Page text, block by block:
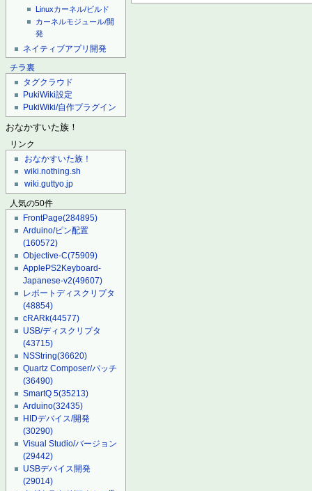
Linuxカーネル/ビルド
カーネルモジュール/開
発
ネイティブアプリ開発
チラ裏
タグクラウド
PukiWiki設定
PukiWiki/自作プラグイン
おなかすいた族！
リンク
おなかすいた族！
wiki.nothing.sh
wiki.guttyo.jp
人気の50件
FrontPage(284895)
Arduino/ピン配置
(160572)
Objective-C(75909)
ApplePS2Keyboard-
Japanese-v2(49607)
レポートディスクリプタ
(48854)
cRARk(44577)
USB/ディスクリプタ
(43715)
NSString(36620)
Quartz Composer/パッチ
(36490)
SmartQ 5(35213)
Arduino(32435)
HIDデバイス/開発
(30290)
Visual Studio/バージョン
(29442)
USBデバイス開発
(29014)